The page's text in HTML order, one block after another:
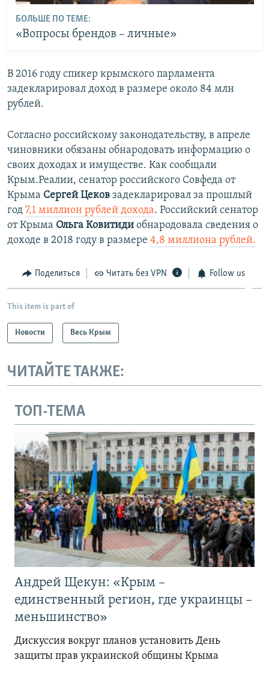
БОЛЬШЕ ПО ТЕМЕ:
«Вопросы брендов – личные»
В 2016 году спикер крымского парламента
задекларировал доход в размере около 84 млн
рублей.
Согласно российскому законодательству, в апреле
чиновники обязаны обнародовать информацию о
своих доходах и имуществе. Как сообщали
Крым.Реалии, сенатор российского Совфеда от
Крыма Сергей Цеков задекларировал за прошлый
год 7,1 миллион рублей дохода. Российский сенатор
от Крыма Ольга Ковитиди обнародовала сведения о
доходе в 2018 году в размере 4,8 миллиона рублей.
Поделиться Читать без VPN Follow us
This item is part of
Новости Весь Крым
ЧИТАЙТЕ ТАКЖЕ:
ТОП-ТЕМА
Андрей Щекун: «Крым –
единственный регион, где украинцы –
меньшинство»
Дискуссия вокруг планов установить День
защиты прав украинской общины Крыма